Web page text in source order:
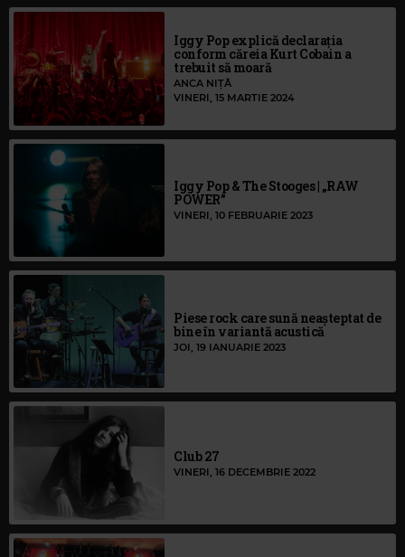
Iggy Pop explică declarația
conform căreia Kurt Cobain a
trebuit să moară
ANCA NIȚĂ
VINERI, 15 MARTIE 2024
Iggy Pop & The Stooges | „RAW
POWER”
VINERI, 10 FEBRUARIE 2023
Piese rock care sună neașteptat de
bine în variantă acustică
JOI, 19 IANUARIE 2023
Club 27
VINERI, 16 DECEMBRIE 2022